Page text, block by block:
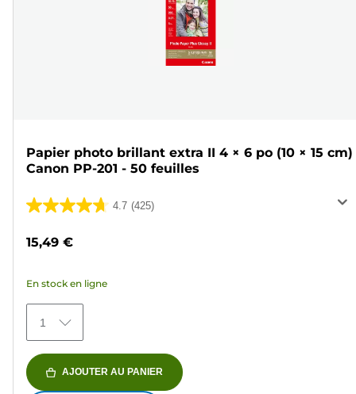
Papier photo brillant extra II 4 × 6 po (10 × 15 cm)
Canon PP-201 - 50 feuilles
4.7 (425)
4.7
425
avis
15,49 €
En stock en ligne
1
AJOUTER AU PANIER